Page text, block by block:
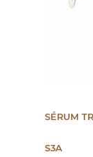
SÉRUM
S3A